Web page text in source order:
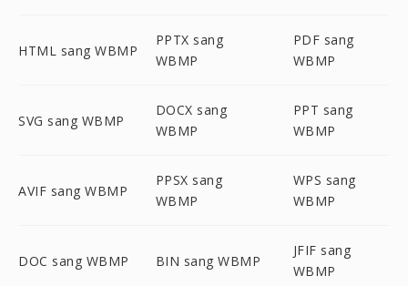
HTML sang WBMP
PPTX sang
WBMP
PDF sang
WBMP
SVG sang WBMP
DOCX sang
WBMP
PPT sang
WBMP
AVIF sang WBMP
PPSX sang
WBMP
WPS sang
WBMP
DOC sang WBMP BIN sang WBMP
JFIF sang
WBMP